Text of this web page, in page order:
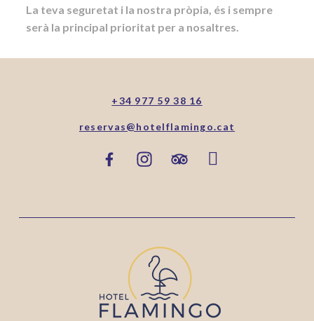
La teva seguretat i la nostra pròpia, és i sempre
serà la principal prioritat per a nosaltres.
+34 977 59 38 16
reservas@hotelflamingo.cat